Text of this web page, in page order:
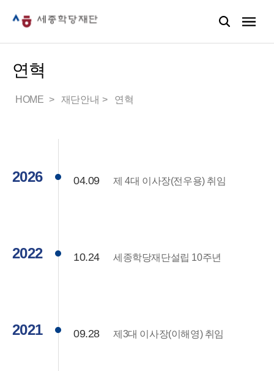
연혁
HOME 재단안내 연혁
2026 04.09 제 4대 이사장(전우용) 취임
2022 10.24 세종학당재단설립 10주년
2021 09.28 제3대 이사장(이해영) 취임